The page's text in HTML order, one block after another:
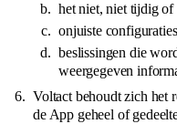
het niet, niet tijdig of
onjuiste
beslissingen die
weergegeven
Voltact behoudt zich het
de App geheel of